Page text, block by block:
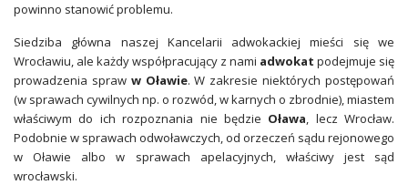
powinno stanowić problemu.
Siedziba główna naszej Kancelarii adwokackiej mieści się we
Wrocławiu, ale każdy współpracujący z nami adwokat podejmuje się
prowadzenia spraw w Oławie. W zakresie niektórych postępowań
(w sprawach cywilnych np. o rozwód, w karnych o zbrodnie), miastem
właściwym do ich rozpoznania nie będzie Oława, lecz Wrocław.
Podobnie w sprawach odwoławczych, od orzeczeń sądu rejonowego
w Oławie albo w sprawach apelacyjnych, właściwy jest sąd
wrocławski.